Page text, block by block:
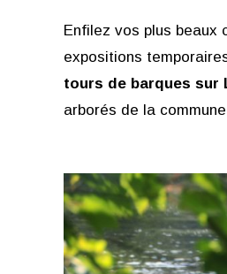
Enfilez vos plus beaux
expositions
tours de barques sur
arborés de la